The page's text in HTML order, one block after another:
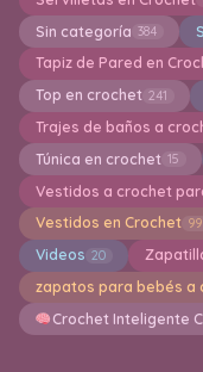
Sin categoría 384
Tapiz de Pared en
Top en crochet 241
Trajes de baños a
Túnica en crochet 15
Vestidos a crochet
Vestidos en Crochet 99
Videos 20
zapatos para bebés a
Crochet Inteligente